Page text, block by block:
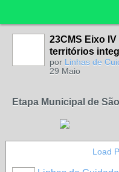
23CMS Eixo
territórios
por Linhas de
29 Maio
Etapa Municipal de
Load